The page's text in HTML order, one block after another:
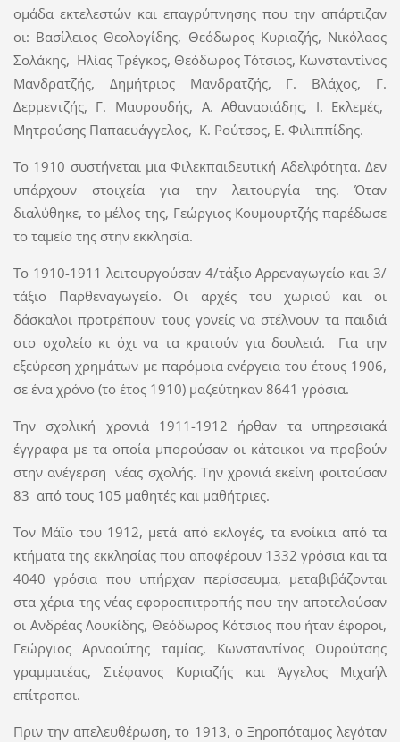
ομάδα εκτελεστών και επαγρύπνησης που την απάρτιζαν
οι: Βασίλειος Θεολογίδης, Θεόδωρος Κυριαζής, Νικόλαος
Σολάκης, Ηλίας Τρέγκος, Θεόδωρος Τότσιος, Κωνσταντίνος
Μανδρατζής, Δημήτριος Μανδρατζής, Γ. Βλάχος, Γ.
Δερμεντζής, Γ. Μαυρουδής, Α. Αθανασιάδης, Ι. Εκλεμές,
Μητρούσης Παπαευάγγελος, Κ. Ρούτσος, Ε. Φιλιππίδης.
Το 1910 συστήνεται μια Φιλεκπαιδευτική Αδελφότητα. Δεν
υπάρχουν στοιχεία για την λειτουργία της. Όταν
διαλύθηκε, το μέλος της, Γεώργιος Κουμουρτζής παρέδωσε
το ταμείο της στην εκκλησία.
Το 1910-1911 λειτουργούσαν 4/τάξιο Αρρεναγωγείο και 3/
τάξιο Παρθεναγωγείο. Οι αρχές του χωριού και οι
δάσκαλοι προτρέπουν τους γονείς να στέλνουν τα παιδιά
στο σχολείο κι όχι να τα κρατούν για δουλειά. Για την
εξεύρεση χρημάτων με παρόμοια ενέργεια του έτους 1906,
σε ένα χρόνο (το έτος 1910) μαζεύτηκαν 8641 γρόσια.
Την σχολική χρονιά 1911-1912 ήρθαν τα υπηρεσιακά
έγγραφα με τα οποία μπορούσαν οι κάτοικοι να προβούν
στην ανέγερση νέας σχολής. Την χρονιά εκείνη φοιτούσαν
83 από τους 105 μαθητές και μαθήτριες.
Τον Μάϊο του 1912, μετά από εκλογές, τα ενοίκια από τα
κτήματα της εκκλησίας που αποφέρουν 1332 γρόσια και τα
4040 γρόσια που υπήρχαν περίσσευμα, μεταβιβάζονται
στα χέρια της νέας εφοροεπιτροπής που την αποτελούσαν
οι Ανδρέας Λουκίδης, Θεόδωρος Κότσιος που ήταν έφοροι,
Γεώργιος Αρναούτης ταμίας, Κωνσταντίνος Ουρούτσης
γραμματέας, Στέφανος Κυριαζής και Άγγελος Μιχαήλ
επίτροποι.
Πριν την απελευθέρωση, το 1913, ο Ξηροπόταμος λεγόταν